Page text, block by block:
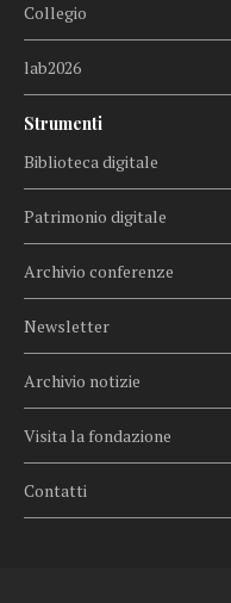
Collegio
lab2026
Strumenti
Biblioteca digitale
Patrimonio digitale
Archivio conferenze
Newsletter
Archivio notizie
Visita la fondazione
Contatti